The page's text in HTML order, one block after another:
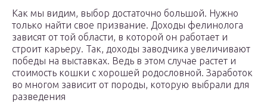
Как мы видим, выбор достаточно большой. Нужно
только найти свое призвание. Доходы фелинолога
зависят от той области, в которой он работает и
строит карьеру. Так, доходы заводчика увеличивают
победы на выставках. Ведь в этом случае растет и
стоимость кошки с хорошей родословной. Заработок
во многом зависит от породы, которую выбрали для
разведения